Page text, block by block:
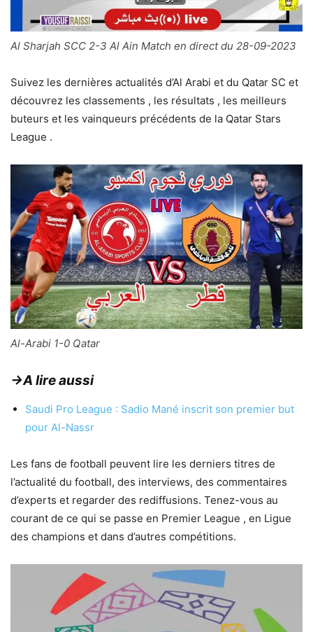
Al Sharjah SCC 2-3 Al Ain Match en direct du 28-09-2023
Suivez les dernières actualités d’Al Arabi et du Qatar SC et
découvrez les classements , les résultats , les meilleurs
buteurs et les vainqueurs précédents de la Qatar Stars
League .
Al-Arabi 1-0 Qatar
→A lire aussi
Saudi Pro League : Sadio Mané inscrit son premier but
pour Al-Nassr
Les fans de football peuvent lire les derniers titres de
l’actualité du football, des interviews, des commentaires
d’experts et regarder des rediffusions. Tenez-vous au
courant de ce qui se passe en Premier League , en Ligue
des champions et dans d’autres compétitions.